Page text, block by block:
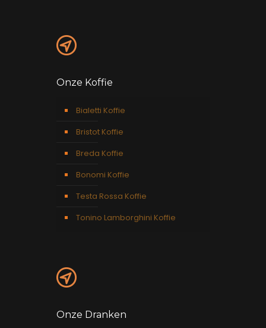
Onze Koffie
Bialetti Koffie
Bristot Koffie
Breda Koffie
Bonomi Koffie
Testa Rossa Koffie
Tonino Lamborghini Koffie
Onze Dranken